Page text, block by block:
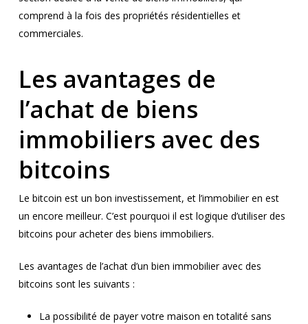
comprend à la fois des propriétés résidentielles et
commerciales.
Les avantages de
l’achat de biens
immobiliers avec des
bitcoins
Le bitcoin est un bon investissement, et l’immobilier en est
un encore meilleur. C’est pourquoi il est logique d’utiliser des
bitcoins pour acheter des biens immobiliers.
Les avantages de l’achat d’un bien immobilier avec des
bitcoins sont les suivants :
La possibilité de payer votre maison en totalité sans